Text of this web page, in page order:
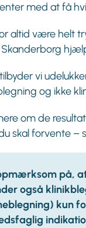
med at få
altid være helt
tilbyder vi
og ikke
om de
skal forvente –
på,
også
kun